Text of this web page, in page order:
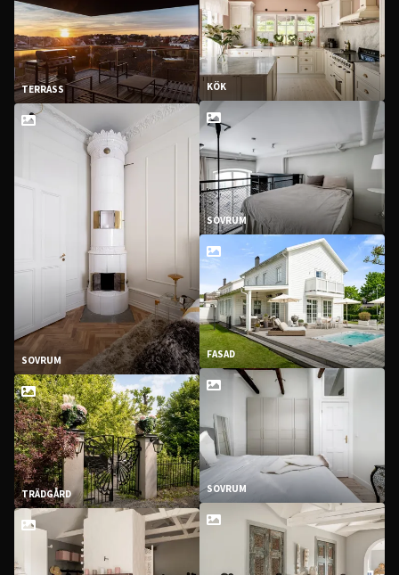
TERRASS
SOVRUM
TRÄDGÅRD
KÖK
SOVRUM
FASAD
SOVRUM